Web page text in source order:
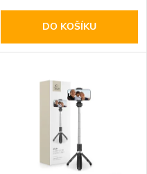
DO KOŠÍKU